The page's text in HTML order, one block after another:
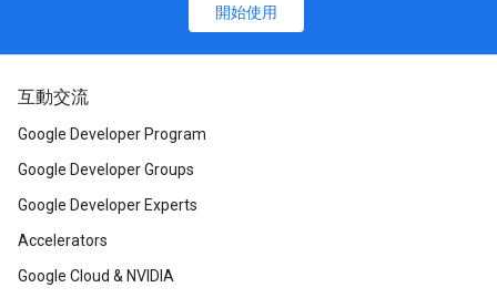
開始使用
互動交流
Google Developer Program
Google Developer Groups
Google Developer Experts
Accelerators
Google Cloud & NVIDIA